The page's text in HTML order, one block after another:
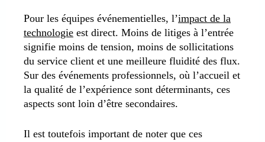
Pour les équipes événementielles, l’impact de la
technologie est direct. Moins de litiges à l’entrée
signifie moins de tension, moins de sollicitations
du service client et une meilleure fluidité des flux.
Sur des événements professionnels, où l’accueil et
la qualité de l’expérience sont déterminants, ces
aspects sont loin d’être secondaires.
Il est toutefois important de noter que ces